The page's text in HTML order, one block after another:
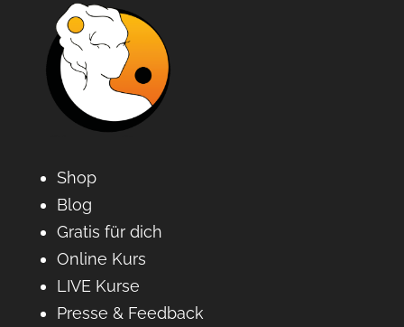
Shop
Blog
Gratis für dich
Online Kurs
LIVE Kurse
Presse & Feedback